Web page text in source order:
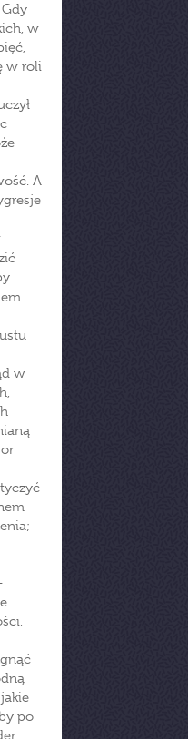
w
w roli
A
w
po